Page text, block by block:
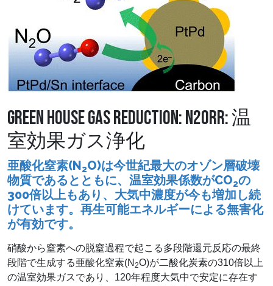
GREEN HOUSE GAS REDUCTION: N2ORR: 温
室効果ガス浄化
亜酸化窒素(N 2O)は今世紀最大のオゾン層破壊
物質であるとともに、温室効果係数がCO2の
300倍以上もあり、大気中濃度が今も増加し続
けています。再生可能エネルギーによる無害化
が有効です。
硝酸から窒素への脱窒過程で起こる多段階還元反応の最終
段階で生成する亜酸化窒素(N 2O)が二酸化炭素の310倍以上
の温室効果ガスであり、120年程度大気中で安定に存在す